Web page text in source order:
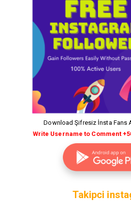
Download Şifresiz İnsta Fans
Write Username to Comment
Takipci